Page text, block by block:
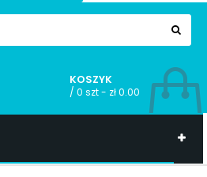
KOSZYK
/ 0 szt - zł 0.00